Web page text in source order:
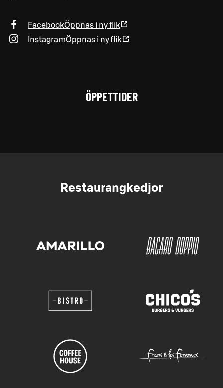
FacebookÖppnas i ny flik
InstagramÖppnas i ny flik
ÖPPETTIDER
Restaurangkedjor